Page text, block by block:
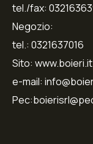
tel./fax:
Negozio:
tel.: 0321637016
Sito: www.boieri.it
e-mail: